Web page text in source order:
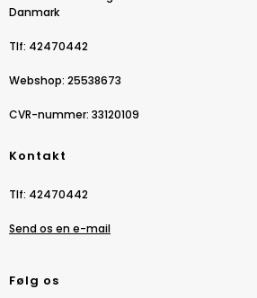
Danmark
Tlf: 42470442
Webshop: 25538673
CVR-nummer: 33120109
Kontakt
Tlf: 42470442
Send os en e-mail
Følg os